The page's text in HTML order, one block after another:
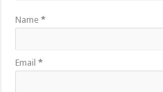
Name*
Email*